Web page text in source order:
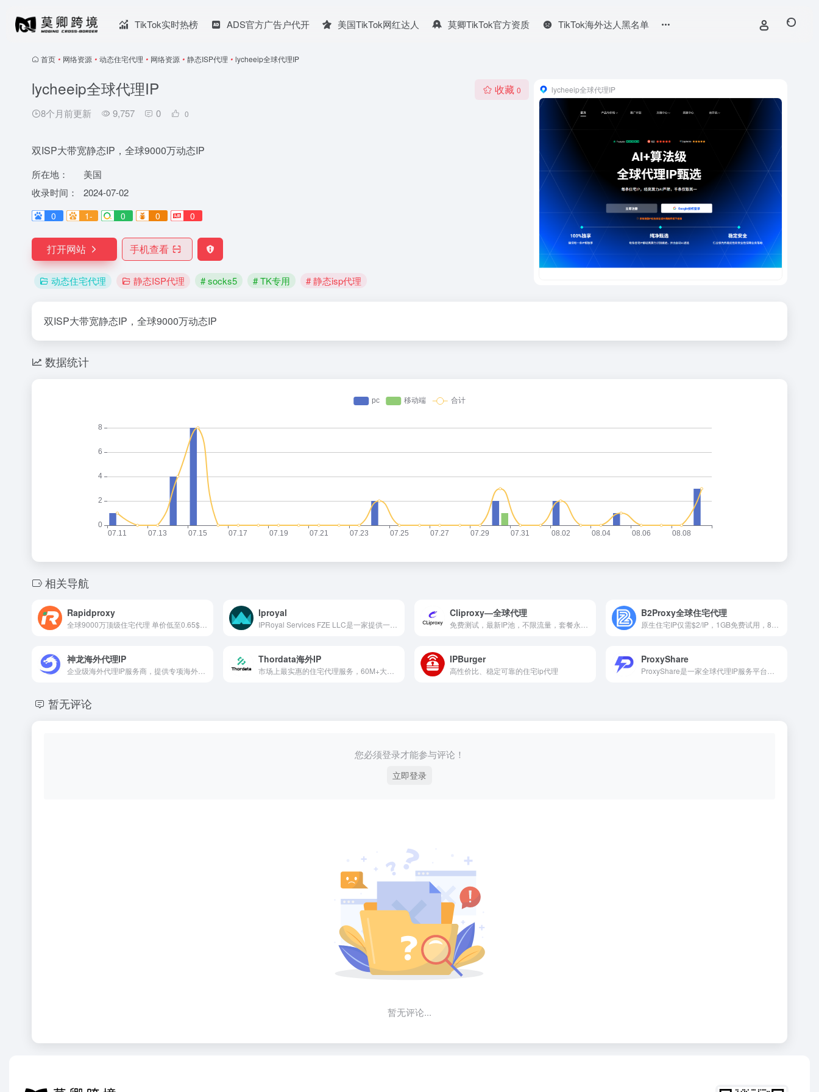
TikTok实时热榜 ADS官方广告户代开 美国TikTok网红达人 莫卿TikTok官方资质 TikTok海外达人黑名单
首页 • 网络资源 • 动态住宅代理 • 网络资源 • 静态ISP代理 • lycheeip全球代理IP
lycheeip全球代理IP
8个月前更新 9,757 0 0
收藏 0
双ISP大带宽静态IP，全球9000万动态IP
所在地：
美国
收录时间：
2024-07-02
0 1- 0 0 0
打开网站 手机查看
动态住宅代理 静态ISP代理 # socks5 # TK专用 # 静态isp代理
lycheeip全球代理IP
双ISP大带宽静态IP，全球9000万动态IP
数据统计
相关导航
Rapidproxy Iproyal Cliproxy—全球代理 B2Proxy全球住宅代理
神龙海外代理IP Thordata海外IP IPBurger
高性价比、稳定可靠的住宅ip代理
ProxyShare
暂无评论
您必须登录才能参与评论！
立即登录
暂无评论...